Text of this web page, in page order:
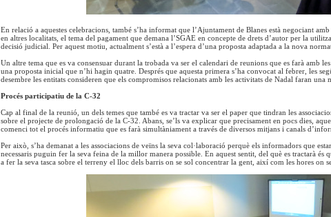
En relació a aquestes celebracions, també s’ha informat que l’Ajuntament de Blanes està negociant
en altres localitats, el tema del pagament que demana l’SGAE en concepte de drets d’autor per la
decisió judicial. Per aquest motiu, actualment s’està a l’espera d’una proposta adaptada a la nova
Un altre tema que es va consensuar durant la trobada va ser el calendari de reunions que es farà amb
una proposta inicial que n’hi hagin quatre. Després que aquesta primera s’ha convocat al febrer, les
desembre les entitats consideren que els compromisos relacionats amb les activitats de Nadal faran una
Procés participatiu de la C-32
Cap al final de la reunió, un dels temes que també es va tractar va ser el paper que tindran les
sobre el projecte de prolongació de la C-32. Abans, se’ls va explicar que precisament en pocs dies,
comenci tot el procés informatiu que es farà simultàniament a través de diversos mitjans i canals
Per això, s’ha demanat a les associacions de veïns la seva col·laboració perquè els informadors que
necessaris puguin fer la seva feina de la millor manera possible. En aquest sentit, del què es tractarà
a fer la seva tasca sobre el terreny el lloc dels barris on se sol concentrar la gent, així com les hores on